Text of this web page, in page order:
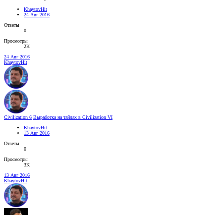
KhaytovHit
24 Авг 2016
Ответы
0
Просмотры
2K
24 Авг 2016
KhaytovHit
Civilization 6 Выработка на тайлах в Civilization VI
KhaytovHit
13 Авг 2016
Ответы
0
Просмотры
3K
13 Авг 2016
KhaytovHit